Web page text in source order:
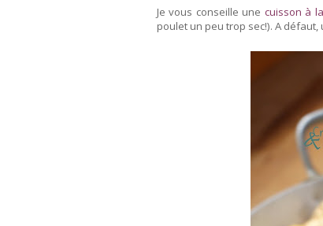
Je vous conseille une cuisson à
poulet un peu trop sec!). A